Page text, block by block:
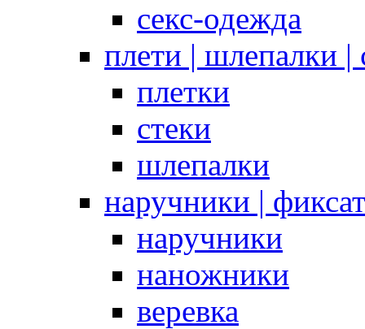
секс-одежда
плети | шлепалки |
плетки
стеки
шлепалки
наручники |
наручники
наножники
веревка